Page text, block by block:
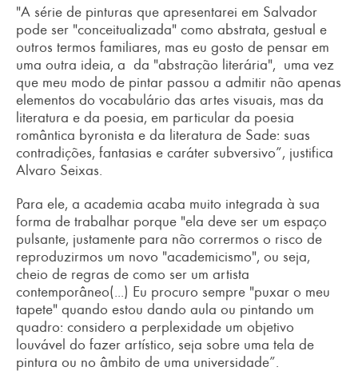
"A série de pinturas que apresentarei em Salvador
pode ser "conceitualizada" como abstrata, gestual e
outros termos familiares, mas eu gosto de pensar em
uma outra ideia, a da "abstração literária", uma vez
que meu modo de pintar passou a admitir não apenas
elementos do vocabulário das artes visuais, mas da
literatura e da poesia, em particular da poesia
romântica byronista e da literatura de Sade: suas
contradições, fantasias e caráter subversivo”, justifica
Alvaro Seixas.
Para ele, a academia acaba muito integrada à sua
forma de trabalhar porque "ela deve ser um espaço
pulsante, justamente para não corrermos o risco de
reproduzirmos um novo "academicismo", ou seja,
cheio de regras de como ser um artista
contemporâneo(...) Eu procuro sempre "puxar o meu
tapete" quando estou dando aula ou pintando um
quadro: considero a perplexidade um objetivo
louvável do fazer artístico, seja sobre uma tela de
pintura ou no âmbito de uma universidade”.